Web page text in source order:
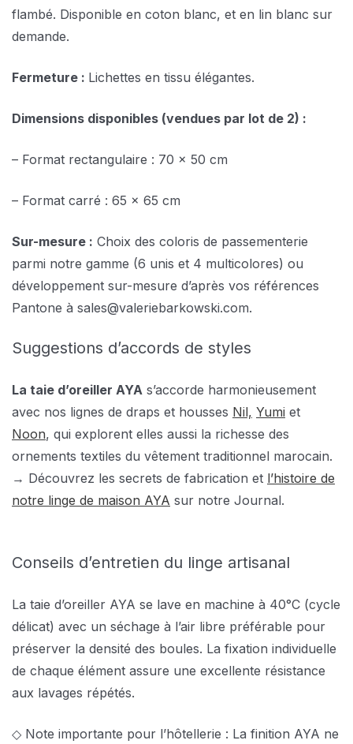
flambé. Disponible en coton blanc, et en lin blanc sur
demande.
Fermeture : Lichettes en tissu élégantes.
Dimensions disponibles (vendues par lot de 2) :
– Format rectangulaire : 70 x 50 cm
– Format carré : 65 x 65 cm
Sur-mesure : Choix des coloris de passementerie
parmi notre gamme (6 unis et 4 multicolores) ou
développement sur-mesure d’après vos références
Pantone à sales@valeriebarkowski.com.
Suggestions d’accords de styles
La taie d’oreiller AYA s’accorde harmonieusement
avec nos lignes de draps et housses Nil, Yumi et
Noon, qui explorent elles aussi la richesse des
ornements textiles du vêtement traditionnel marocain.
→ Découvrez les secrets de fabrication et l’histoire de
notre linge de maison AYA sur notre Journal.
Conseils d’entretien du linge artisanal
La taie d’oreiller AYA se lave en machine à 40°C (cycle
délicat) avec un séchage à l’air libre préférable pour
préserver la densité des boules. La fixation individuelle
de chaque élément assure une excellente résistance
aux lavages répétés.
◇ Note importante pour l’hôtellerie : La finition AYA ne